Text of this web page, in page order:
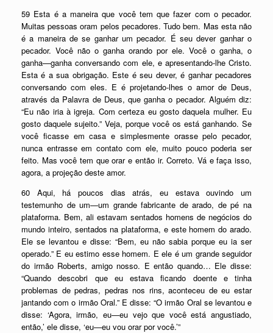
59 Esta é a maneira que você tem que fazer com o pecador.
Muitas pessoas oram pelos pecadores. Tudo bem. Mas esta não
é a maneira de se ganhar um pecador. É seu dever ganhar o
pecador. Você não o ganha orando por ele. Você o ganha, o
ganha—ganha conversando com ele, e apresentando-lhe Cristo.
Esta é a sua obrigação. Este é seu dever, é ganhar pecadores
conversando com eles. E é projetando-lhes o amor de Deus,
através da Palavra de Deus, que ganha o pecador. Alguém diz:
“Eu não iria à igreja. Com certeza eu gosto daquela mulher. Eu
gosto daquele sujeito.” Veja, porque você os está ganhando. Se
você ficasse em casa e simplesmente orasse pelo pecador,
nunca entrasse em contato com ele, muito pouco poderia ser
feito. Mas você tem que orar e então ir. Correto. Vá e faça isso,
agora, a projeção deste amor.
60 Aqui, há poucos dias atrás, eu estava ouvindo um
testemunho de um—um grande fabricante de arado, de pé na
plataforma. Bem, ali estavam sentados homens de negócios do
mundo inteiro, sentados na plataforma, e este homem do arado.
Ele se levantou e disse: “Bem, eu não sabia porque eu ia ser
operado.” E eu estimo esse homem. E ele é um grande seguidor
do irmão Roberts, amigo nosso. E então quando… Ele disse:
“Quando descobri que eu estava ficando doente e tinha
problemas de pedras, pedras nos rins, aconteceu de eu estar
jantando com o irmão Oral.” E disse: “O irmão Oral se levantou e
disse: ‘Agora, irmão, eu—eu vejo que você está angustiado,
então,’ ele disse, ‘eu—eu vou orar por você.’”